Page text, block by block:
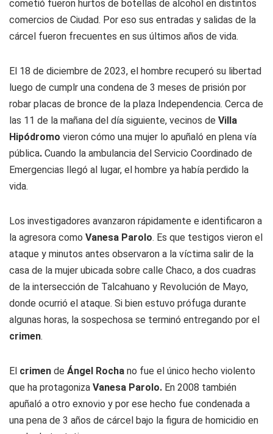
cometió fueron hurtos de botellas de alcohol en distintos
comercios de Ciudad. Por eso sus entradas y salidas de la
cárcel fueron frecuentes en sus últimos años de vida.
El 18 de diciembre de 2023, el hombre recuperó su libertad
luego de cumplr una condena de 3 meses de prisión por
robar placas de bronce de la plaza Independencia. Cerca de
las 11 de la mañana del día siguiente, vecinos de Villa
Hipódromo vieron cómo una mujer lo apuñaló en plena vía
pública. Cuando la ambulancia del Servicio Coordinado de
Emergencias llegó al lugar, el hombre ya había perdido la
vida.
Los investigadores avanzaron rápidamente e identificaron a
la agresora como Vanesa Parolo. Es que testigos vieron el
ataque y minutos antes observaron a la víctima salir de la
casa de la mujer ubicada sobre calle Chaco, a dos cuadras
de la intersección de Talcahuano y Revolución de Mayo,
donde ocurrió el ataque. Si bien estuvo prófuga durante
algunas horas, la sospechosa se terminó entregando por el
crimen.
El crimen de Ángel Rocha no fue el único hecho violento
que ha protagoniza Vanesa Parolo. En 2008 también
apuñaló a otro exnovio y por ese hecho fue condenada a
una pena de 3 años de cárcel bajo la figura de homicidio en